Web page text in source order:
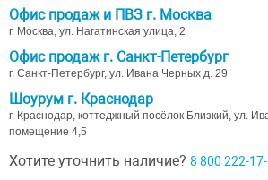
Офис продаж и ПВЗ г. Москва
г. Москва, ул. Нагатинская улица, 2
Офис продаж г. Санкт-Петербург
г. Санкт-Петербург, ул. Ивана Черных д. 29
Шоурум г. Краснодар
г. Краснодар, коттеджный посёлок Близкий, ул.
помещение 4,5
Хотите уточнить наличие? 8 800 222-